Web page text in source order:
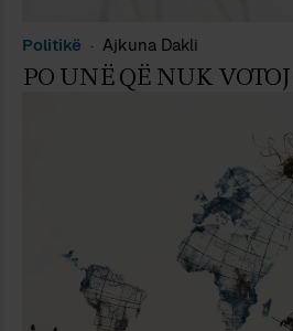
Politikë Ajkuna Dakli
PO UNË QË NUK